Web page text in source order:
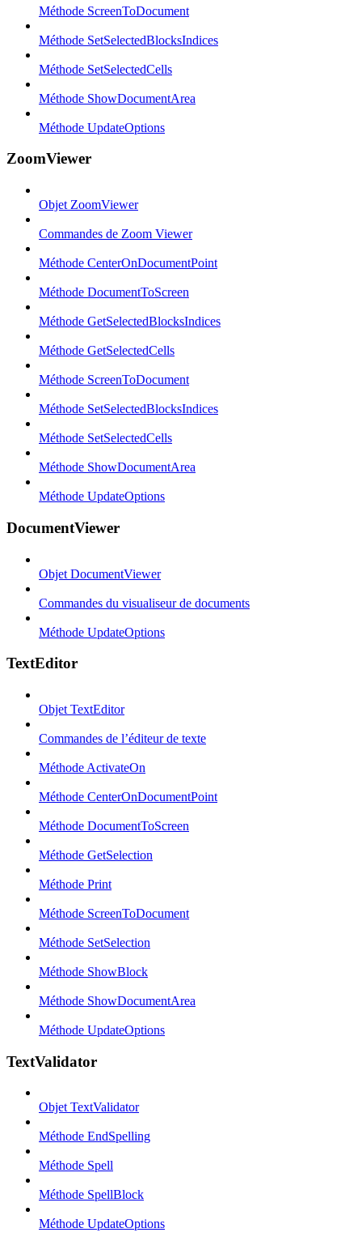
Méthode ScreenToDocument
Méthode SetSelectedBlocksIndices
Méthode SetSelectedCells
Méthode ShowDocumentArea
Méthode UpdateOptions
ZoomViewer
Objet ZoomViewer
Commandes de Zoom Viewer
Méthode CenterOnDocumentPoint
Méthode DocumentToScreen
Méthode GetSelectedBlocksIndices
Méthode GetSelectedCells
Méthode ScreenToDocument
Méthode SetSelectedBlocksIndices
Méthode SetSelectedCells
Méthode ShowDocumentArea
Méthode UpdateOptions
DocumentViewer
Objet DocumentViewer
Commandes du visualiseur de documents
Méthode UpdateOptions
TextEditor
Objet TextEditor
Commandes de l’éditeur de texte
Méthode ActivateOn
Méthode CenterOnDocumentPoint
Méthode DocumentToScreen
Méthode GetSelection
Méthode Print
Méthode ScreenToDocument
Méthode SetSelection
Méthode ShowBlock
Méthode ShowDocumentArea
Méthode UpdateOptions
TextValidator
Objet TextValidator
Méthode EndSpelling
Méthode Spell
Méthode SpellBlock
Méthode UpdateOptions